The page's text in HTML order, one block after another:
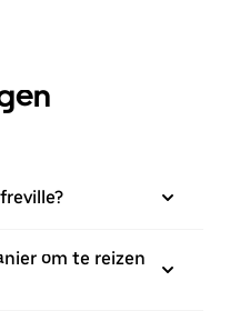
om te reizen